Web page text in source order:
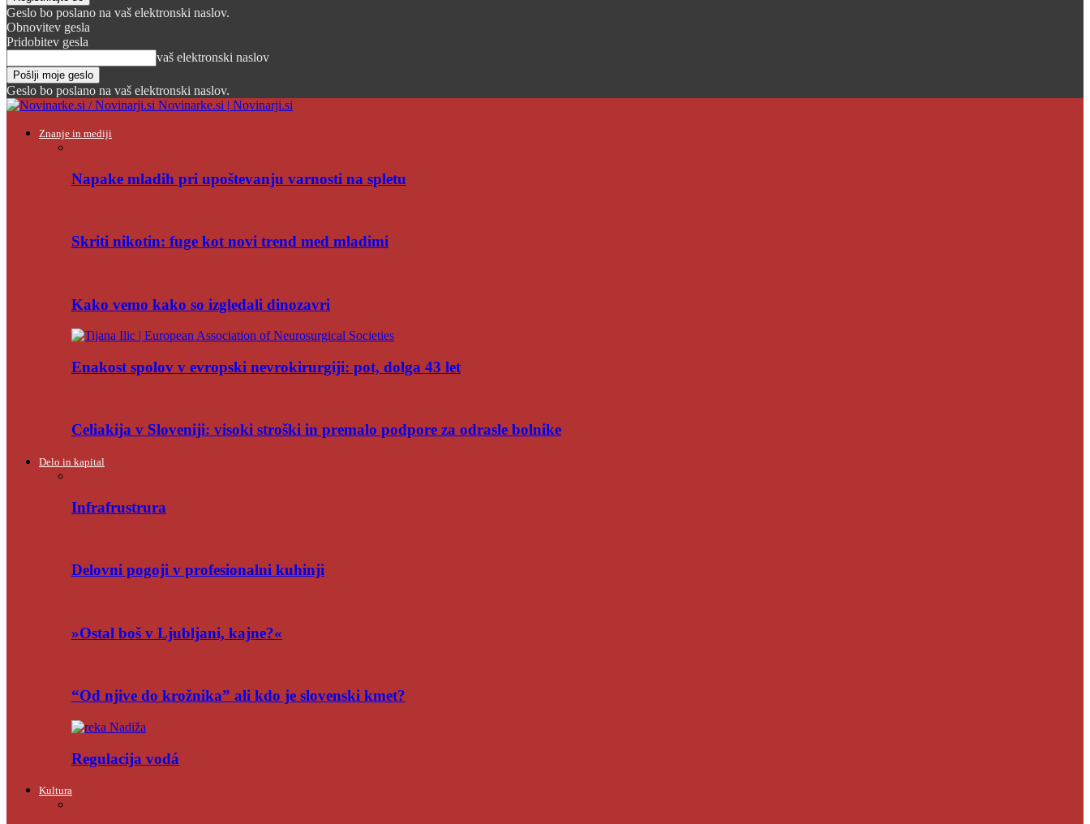
Geslo bo poslano na vaš elektronski naslov.
Obnovitev gesla
Pridobitev gesla
vaš elektronski naslov
Geslo bo poslano na vaš elektronski naslov.
Novinarke.si | Novinarji.si
Znanje in mediji
Napake mladih pri upoštevanju varnosti na spletu
Skriti nikotin: fuge kot novi trend med mladimi
Kako vemo kako so izgledali dinozavri
Enakost spolov v evropski nevrokirurgiji: pot, dolga 43 let
Celiakija v Sloveniji: visoki stroški in premalo podpore za odrasle bolnike
Delo in kapital
Infrafrustrura
Delovni pogoji v profesionalni kuhinji
»Ostal boš v Ljubljani, kajne?«
“Od njive do krožnika” ali kdo je slovenski kmet?
Regulacija vodá
Kultura